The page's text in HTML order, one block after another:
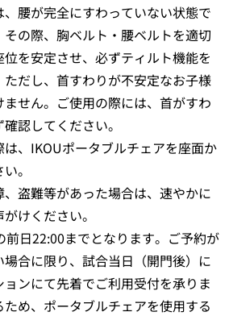
腰が完全にすわっていない状態で
の際、胸ベルト・腰ベルトを適切
を安定させ、必ずティルト機能を
だし、首すわりが不安定なお子様
せん。ご使用の際には、首がすわ
認してください。
、IKOUポータブルチェアを座面か
。
盗難等があった場合は、速やかに
けください。
前日22:00までとなります。ご予約が
合に限り、試合当日（開門後）に
ンにて先着でご利用受付を承りま
め、ポータブルチェアを使用する